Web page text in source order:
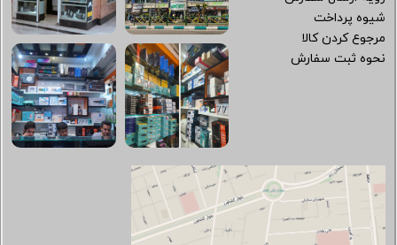
شیوه پرداخت
مرجوع کردن کالا
نحوه ثبت سفارش